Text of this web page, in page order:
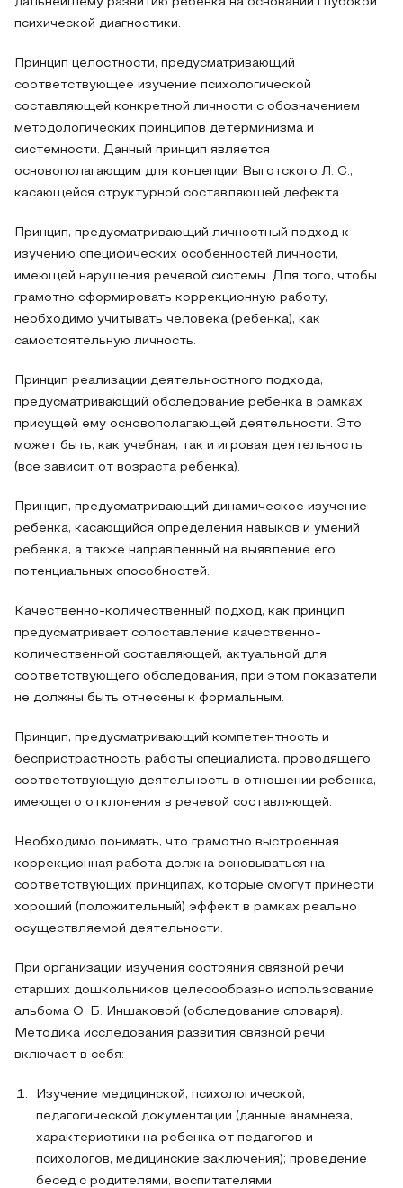
психической диагностики.
Принцип целостности, предусматривающий
соответствующее изучение психологической
составляющей конкретной личности с обозначением
методологических принципов детерминизма и
системности. Данный принцип является
основополагающим для концепции Выготского Л. С.,
касающейся структурной составляющей дефекта.
Принцип, предусматривающий личностный подход к
изучению специфических особенностей личности,
имеющей нарушения речевой системы. Для того, чтобы
грамотно сформировать коррекционную работу,
необходимо учитывать человека (ребенка), как
самостоятельную личность.
Принцип реализации деятельностного подхода,
предусматривающий обследование ребенка в рамках
присущей ему основополагающей деятельности. Это
может быть, как учебная, так и игровая деятельность
(все зависит от возраста ребенка).
Принцип, предусматривающий динамическое изучение
ребенка, касающийся определения навыков и умений
ребенка, а также направленный на выявление его
потенциальных способностей.
Качественно-количественный подход, как принцип
предусматривает сопоставление качественно-
количественной составляющей, актуальной для
соответствующего обследования, при этом показатели
не должны быть отнесены к формальным.
Принцип, предусматривающий компетентность и
беспристрастность работы специалиста, проводящего
соответствующую деятельность в отношении ребенка,
имеющего отклонения в речевой составляющей.
Необходимо понимать, что грамотно выстроенная
коррекционная работа должна основываться на
соответствующих принципах, которые смогут принести
хороший (положительный) эффект в рамках реально
осуществляемой деятельности.
При организации изучения состояния связной речи
старших дошкольников целесообразно использование
альбома О. Б. Иншаковой (обследование словаря).
Методика исследования развития связной речи
включает в себя:
Изучение медицинской, психологической,
педагогической документации (данные анамнеза,
характеристики на ребенка от педагогов и
психологов, медицинские заключения); проведение
бесед с родителями, воспитателями.